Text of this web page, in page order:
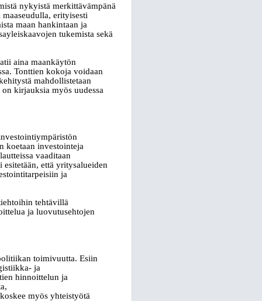
nykyistä merkittävämpänä
erityisesti
maan hankintaan ja
tukemista sekä
aina maankäytön
Tonttien kokoja voidaan
mahdollistetaan
kirjauksia myös uudessa
koetaan investointeja
vaaditaan
että yritysalueiden
ja
tehtävillä
ja luovutusehtojen
toimivuutta. Esiin
ja
hinnoittelun ja
myös yhteistyötä